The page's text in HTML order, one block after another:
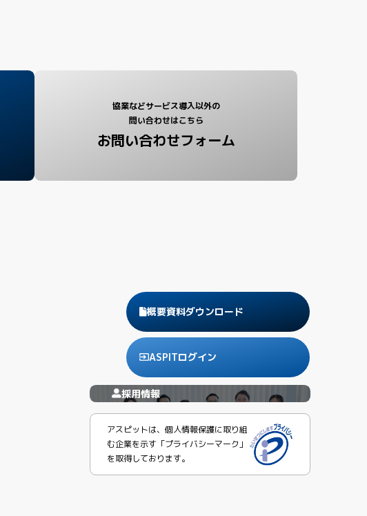
協業などサービス導入以外の
問い合わせはこちら
お問い合わせフォーム
概要資料ダウンロード
ASPITログイン
採用情報
アスピットは、個人情報保護に取り組
む企業を示す「プライバシーマーク」
を取得しております。